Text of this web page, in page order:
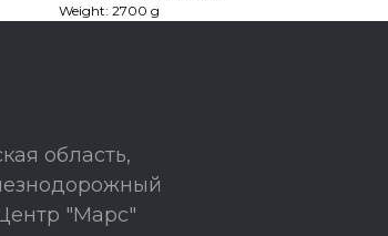
Weight: 2700 g
область,
"Марс"